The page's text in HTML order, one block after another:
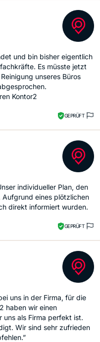
und bin bisher eigentlich
Es müsste jetzt
unseres Büros
Kontor2
GEPRÜFT
individueller Plan, den
eines plötzlichen
direkt informiert wurden.
GEPRÜFT
uns in der Firma, für die
haben wir einen
uns als Firma perfekt ist.
Wir sind sehr zufrieden